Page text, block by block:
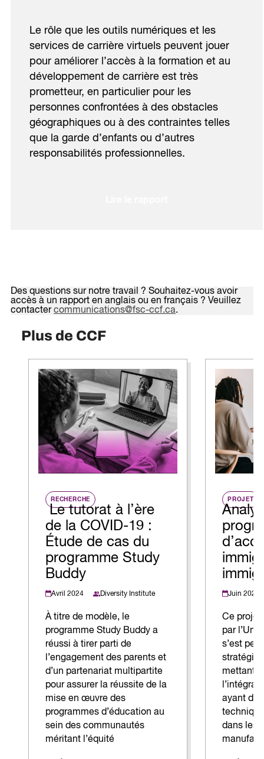
Le rôle que les outils numériques et les
services de carrière virtuels peuvent jouer
pour améliorer l’accès à la formation et au
développement de carrière est très
prometteur, en particulier pour les
personnes confrontées à des obstacles
géographiques ou à des contraintes telles
que la garde d’enfants ou d’autres
responsabilités professionnelles.
Des questions sur notre travail ? Souhaitez-vous avoir
accès à un rapport en anglais ou en français ? Veuillez
contactercommunications@fsc-ccf.ca.
Plus de CCF
RECHERCHE
Le tutorat à l’ère
de la COVID-19 :
Étude de cas du
programme Study
Buddy
Avril 2024 Diversity Institute
À titre de modèle, le
programme Study Buddy a
réussi à tirer parti de
l’engagement des parents et
d’un partenariat multipartite
pour assurer la réussite de la
mise en œuvre des
programmes d’éducation au
sein des communautés
méritant l’équité
PROJET
Juin 2025
Ce projet
par
s’est
mettant
ayant
dans les